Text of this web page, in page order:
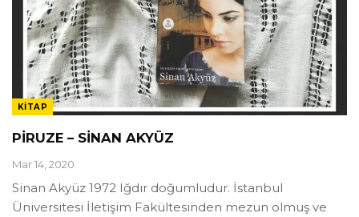
KITAP
PİRUZE – SİNAN AKYÜZ
Mar 14, 2020
Sinan Akyüz 1972 Iğdır doğumludur. İstanbul
Üniversitesi İletişim Fakültesinden mezun olmuş ve